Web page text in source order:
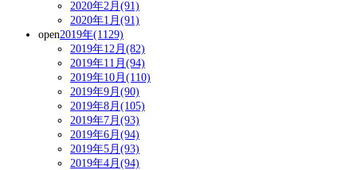
2020年2月(91)
2020年1月(91)
open2019年(1129)
2019年12月(82)
2019年11月(94)
2019年10月(110)
2019年9月(90)
2019年8月(105)
2019年7月(93)
2019年6月(94)
2019年5月(93)
2019年4月(94)